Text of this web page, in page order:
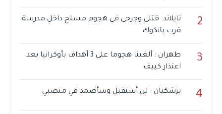
2
تايلاند: قتلى وجرحى في هجوم مسلح داخل مدرسة
قرب بانكوك
3
طهران : ألغينا هجوما على 3 أهداف بأوكرانيا بعد
اعتذار كييف
4 بزشكيان : لن أستقيل وسأصمد في منصبي